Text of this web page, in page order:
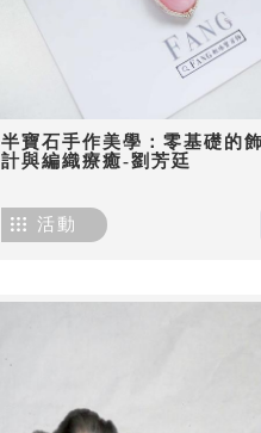
半寶石手作美學：零基礎的
計與編織療癒-劉芳廷
活動